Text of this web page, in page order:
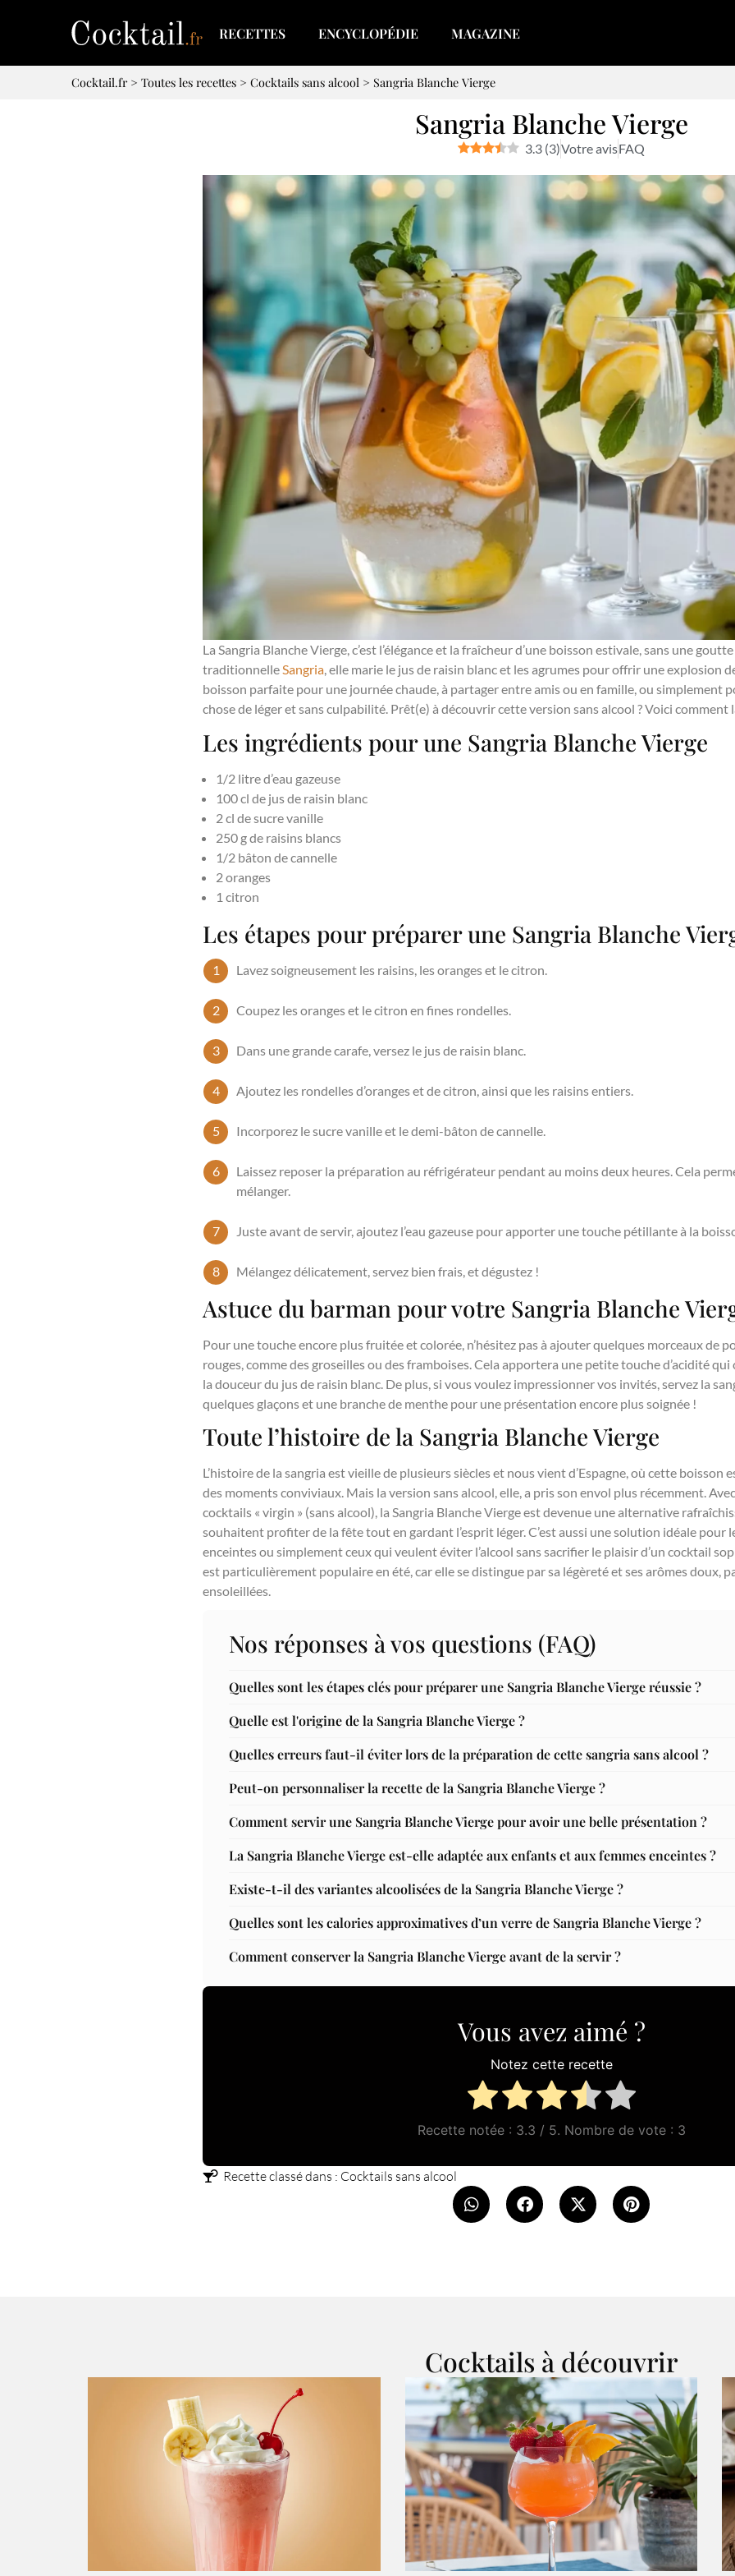
RECETTES ENCYCLOPÉDIE MAGAZINE
Cocktail.fr> Toutes les recettes > Cocktails sans alcool > Sangria Blanche Vierge
Sangria Blanche Vierge
3.3 (3)Votre avisFAQ
La Sangria Blanche Vierge, c’est l’élégance et la fraîcheur d’une boisson estivale, sans une
traditionnelleSangria, elle marie le jus de raisin blanc et les agrumes pour offrir une explosion
boisson parfaite pour une journée chaude, à partager entre amis ou en famille, ou simplement
chose de léger et sans culpabilité. Prêt(e) à découvrir cette version sans alcool ? Voici comment
Les ingrédients pour une Sangria Blanche Vierge
1/2 litre d’eau gazeuse
100 cl de jus de raisin blanc
2 cl de sucre vanille
250 g de raisins blancs
1/2 bâton de cannelle
2 oranges
1 citron
Les étapes pour préparer une Sangria Blanche
Lavez soigneusement les raisins, les oranges et le citron.
Coupez les oranges et le citron en fines rondelles.
Dans une grande carafe, versez le jus de raisin blanc.
Ajoutez les rondelles d’oranges et de citron, ainsi que les raisins entiers.
Incorporez le sucre vanille et le demi-bâton de cannelle.
Laissez reposer la préparation au réfrigérateur pendant au moins deux heures. Cela
mélanger.
Juste avant de servir, ajoutez l’eau gazeuse pour apporter une touche pétillante à la
Mélangez délicatement, servez bien frais, et dégustez !
Astuce du barman pour votre Sangria Blanche
Pour une touche encore plus fruitée et colorée, n’hésitez pas à ajouter quelques morceaux de
rouges, comme des groseilles ou des framboises. Cela apportera une petite touche d’acidité
la douceur du jus de raisin blanc. De plus, si vous voulez impressionner vos invités, servez la
quelques glaçons et une branche de menthe pour une présentation encore plus soignée !
Toute l’histoire de la Sangria Blanche Vierge
L’histoire de la sangria est vieille de plusieurs siècles et nous vient d’Espagne, où cette boisson
des moments conviviaux. Mais la version sans alcool, elle, a pris son envol plus récemment.
cocktails « virgin » (sans alcool), la Sangria Blanche Vierge est devenue une alternative
souhaitent profiter de la fête tout en gardant l’esprit léger. C’est aussi une solution idéale pour
enceintes ou simplement ceux qui veulent éviter l’alcool sans sacrifier le plaisir d’un cocktail
est particulièrement populaire en été, car elle se distingue par sa légèreté et ses arômes doux,
ensoleillées.
Nos réponses à vos questions (FAQ)
Quelles sont les étapes clés pour préparer une Sangria Blanche Vierge réussie ?
Quelle est l'origine de la Sangria Blanche Vierge ?
Quelles erreurs faut-il éviter lors de la préparation de cette sangria sans alcool ?
Peut-on personnaliser la recette de la Sangria Blanche Vierge ?
Comment servir une Sangria Blanche Vierge pour avoir une belle présentation ?
La Sangria Blanche Vierge est-elle adaptée aux enfants et aux femmes enceintes ?
Existe-t-il des variantes alcoolisées de la Sangria Blanche Vierge ?
Quelles sont les calories approximatives d’un verre de Sangria Blanche Vierge ?
Comment conserver la Sangria Blanche Vierge avant de la servir ?
Vous avez aimé ?
Notez cette recette
Recette notée : 3.3 / 5. Nombre de vote : 3
Recette classé dans : Cocktails sans alcool
Cocktails à découvrir